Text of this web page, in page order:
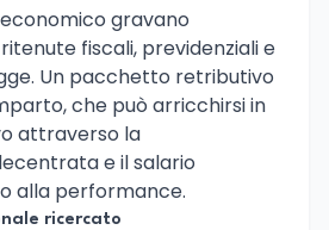
gravano
fiscali, previdenziali e
Un pacchetto retributivo
che può arricchirsi in
attraverso la
e il salario
alla performance.
ricercato